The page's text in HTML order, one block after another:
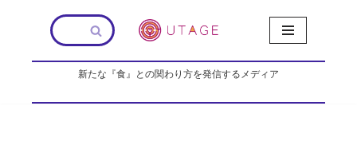
新たな『食』との関わり方を発信するメディア